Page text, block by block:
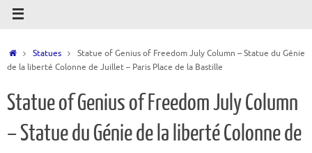
Accueil
Statues
Statue of Genius of Freedom July Column – Statue du Génie
de la liberté Colonne de Juillet – Paris Place de la Bastille
Statue of Genius of Freedom July Column
– Statue du Génie de la liberté Colonne de